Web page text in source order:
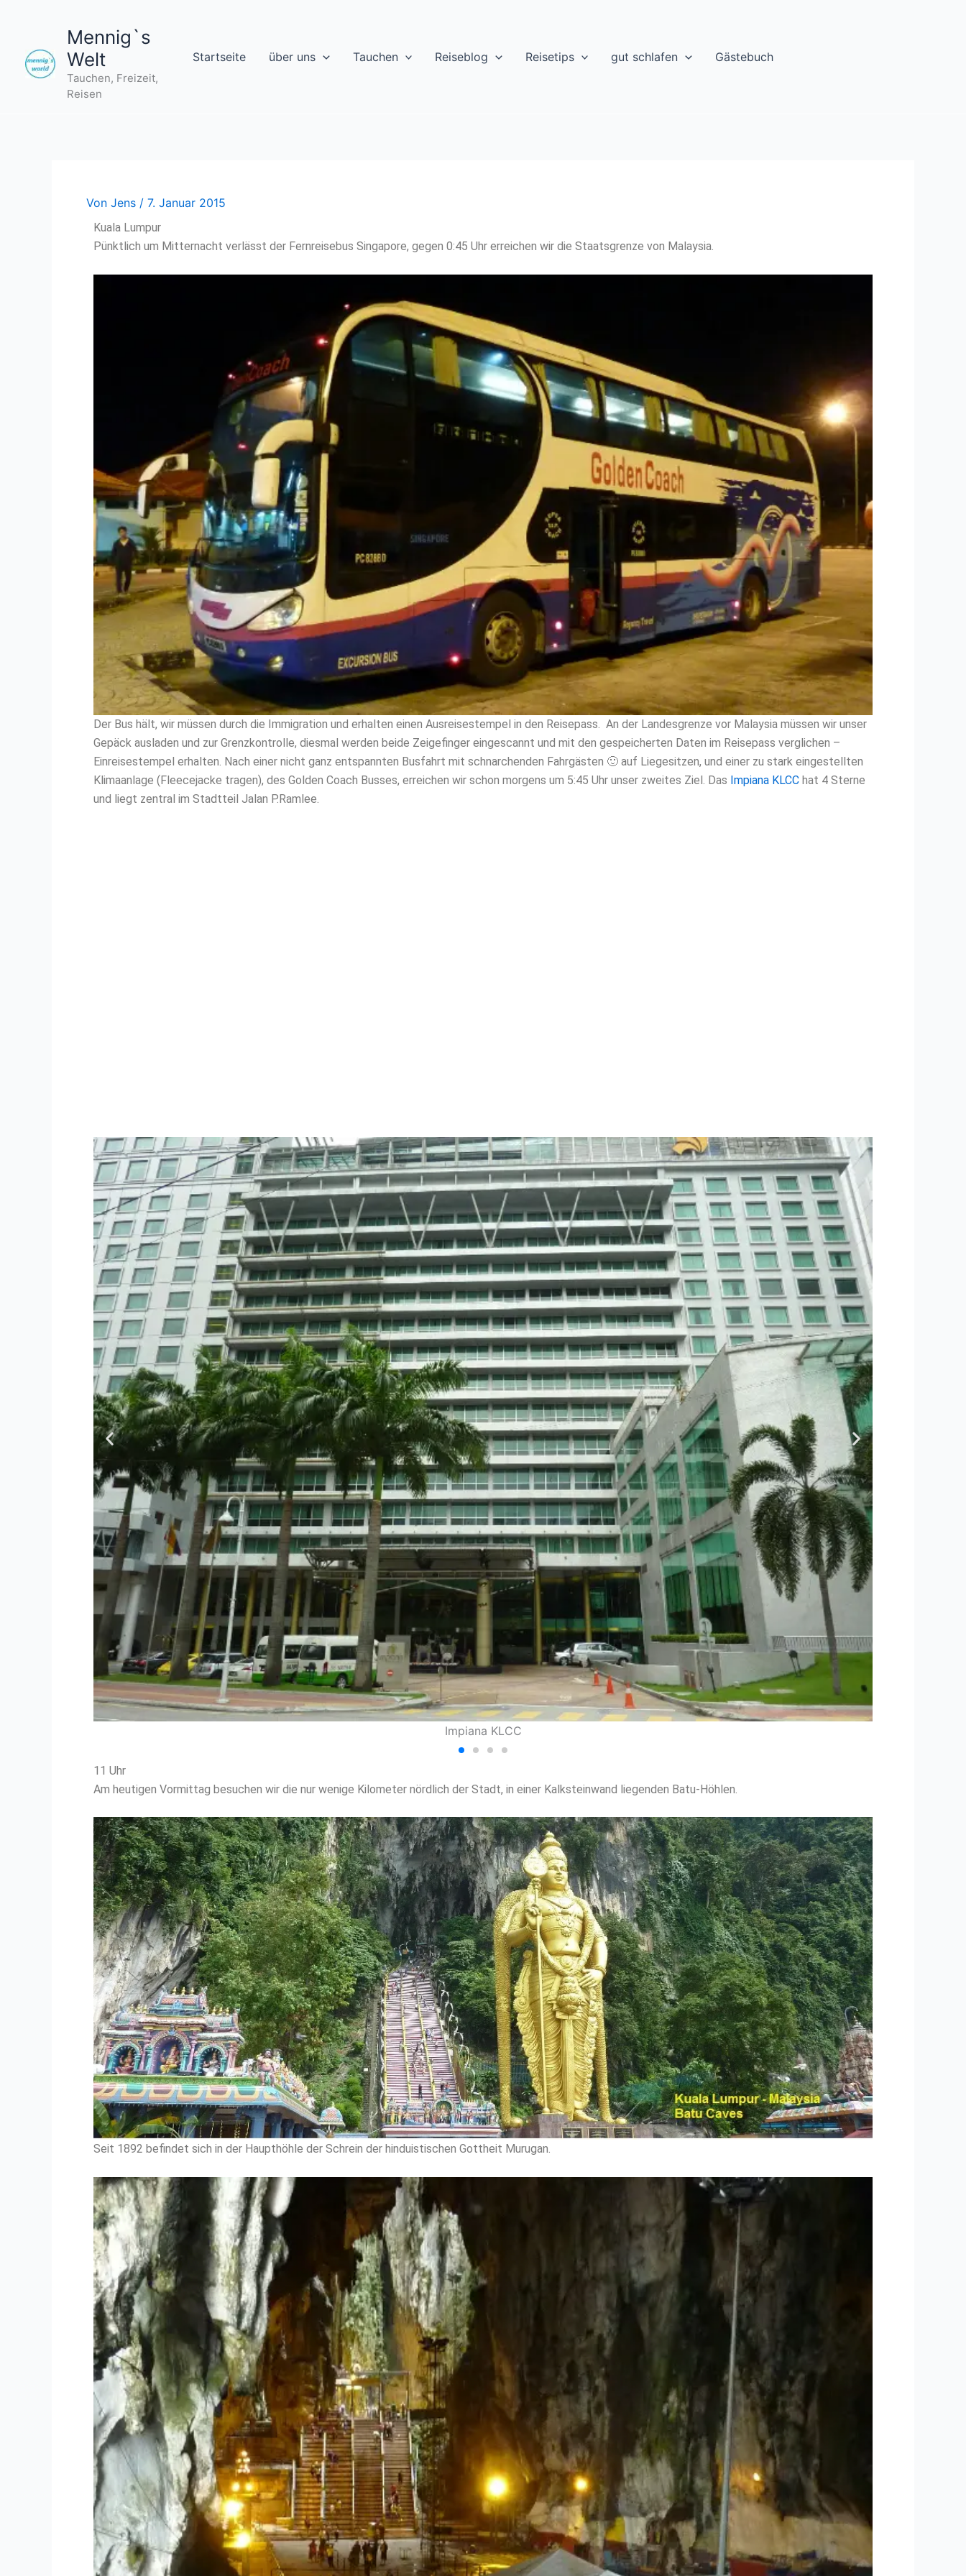
springen
Mennig`s
Welt
Tauchen, Freizeit,
Reisen
Startseite über uns Tauchen Reiseblog Reisetips gut schlafen Gästebuch
Von Jens / 7. Januar 2015
Kuala Lumpur
Pünktlich um Mitternacht verlässt der Fernreisebus Singapore, gegen 0:45 Uhr erreichen wir die Staatsgrenze von Malaysia.
Der Bus hält, wir müssen durch die Immigration und erhalten einen Ausreisestempel in den Reisepass. An der Landesgrenze vor Malaysia müssen wir unser
Gepäck ausladen und zur Grenzkontrolle, diesmal werden beide Zeigefinger eingescannt und mit den gespeicherten Daten im Reisepass verglichen –
Einreisestempel erhalten. Nach einer nicht ganz entspannten Busfahrt mit schnarchenden Fahrgästen 🙂 auf Liegesitzen, und einer zu stark eingestellten
Klimaanlage (Fleecejacke tragen), des Golden Coach Busses, erreichen wir schon morgens um 5:45 Uhr unser zweites Ziel. Das Impiana KLCC hat 4 Sterne
und liegt zentral im Stadtteil Jalan P.Ramlee.
11 Uhr
Am heutigen Vormittag besuchen wir die nur wenige Kilometer nördlich der Stadt, in einer Kalksteinwand liegenden Batu-Höhlen.
Seit 1892 befindet sich in der Haupthöhle der Schrein der hinduistischen Gottheit Murugan.